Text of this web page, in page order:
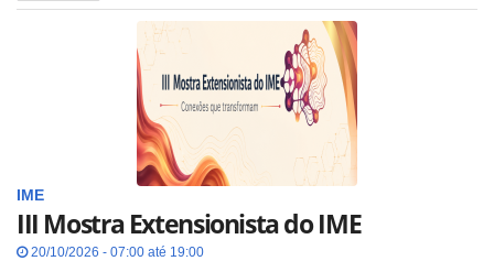
IME
III Mostra Extensionista do IME
20/10/2026 - 07:00 até 19:00